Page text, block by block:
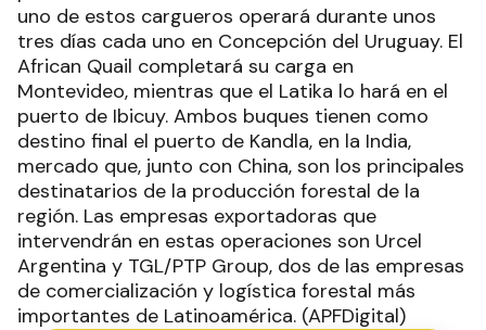
uno de estos cargueros operará durante unos
tres días cada uno en Concepción del Uruguay. El
African Quail completará su carga en
Montevideo, mientras que el Latika lo hará en el
puerto de Ibicuy. Ambos buques tienen como
destino final el puerto de Kandla, en la India,
mercado que, junto con China, son los principales
destinatarios de la producción forestal de la
región. Las empresas exportadoras que
intervendrán en estas operaciones son Urcel
Argentina y TGL/PTP Group, dos de las empresas
de comercialización y logística forestal más
importantes de Latinoamérica. (APFDigital)